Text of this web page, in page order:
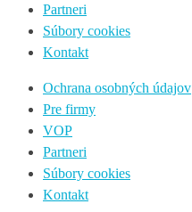
Partneri
Súbory cookies
Kontakt
Ochrana osobných údajov
Pre firmy
VOP
Partneri
Súbory cookies
Kontakt